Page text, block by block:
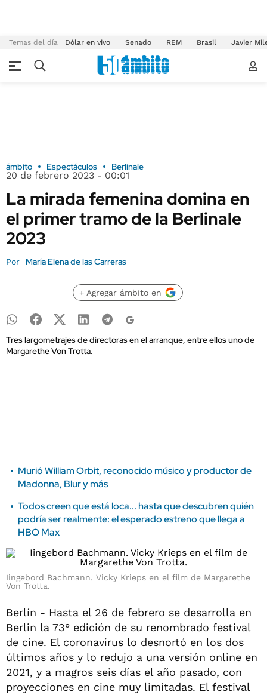
Temas del día Dólar en vivo Senado REM Brasil Javier
ámbito Espectáculos Berlinale
20 de febrero 2023 - 00:01
La mirada femenina domina en
el primer tramo de la Berlinale
2023
Por María Elena de las Carreras
+ Agregar ámbito en
Tres largometrajes de directoras en el arranque, entre ellos uno de
Margarethe Von Trotta.
Murió William Orbit, reconocido músico y productor de
Madonna, Blur y más
Todos creen que está loca... hasta que descubren quién
podría ser realmente: el esperado estreno que llega a
HBO Max
Iingebord Bachmann. Vicky Krieps en el film de Margarethe
Von Trotta.
Berlín - Hasta el 26 de febrero se desarrolla en
Berlin la 73° edición de su renombrado festival
de cine. El coronavirus lo desnortó en los dos
últimos años y lo redujo a una versión online en
2021, y a magros seis días el año pasado, con
proyecciones en cine muy limitadas. El festival